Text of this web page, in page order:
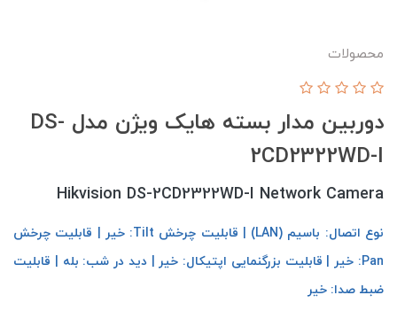
محصولات
دوربین مدار بسته هایک ویژن مدل DS-
2CD2322WD-I
Hikvision DS-2CD2322WD-I Network Camera
نوع اتصال: باسیم (LAN) | قابلیت چرخش Tilt: خیر | قابلیت چرخش
Pan: خیر | قابلیت بزرگنمایی اپتیکال: خیر | دید در شب: بله | قابلیت
ضبط صدا: خیر